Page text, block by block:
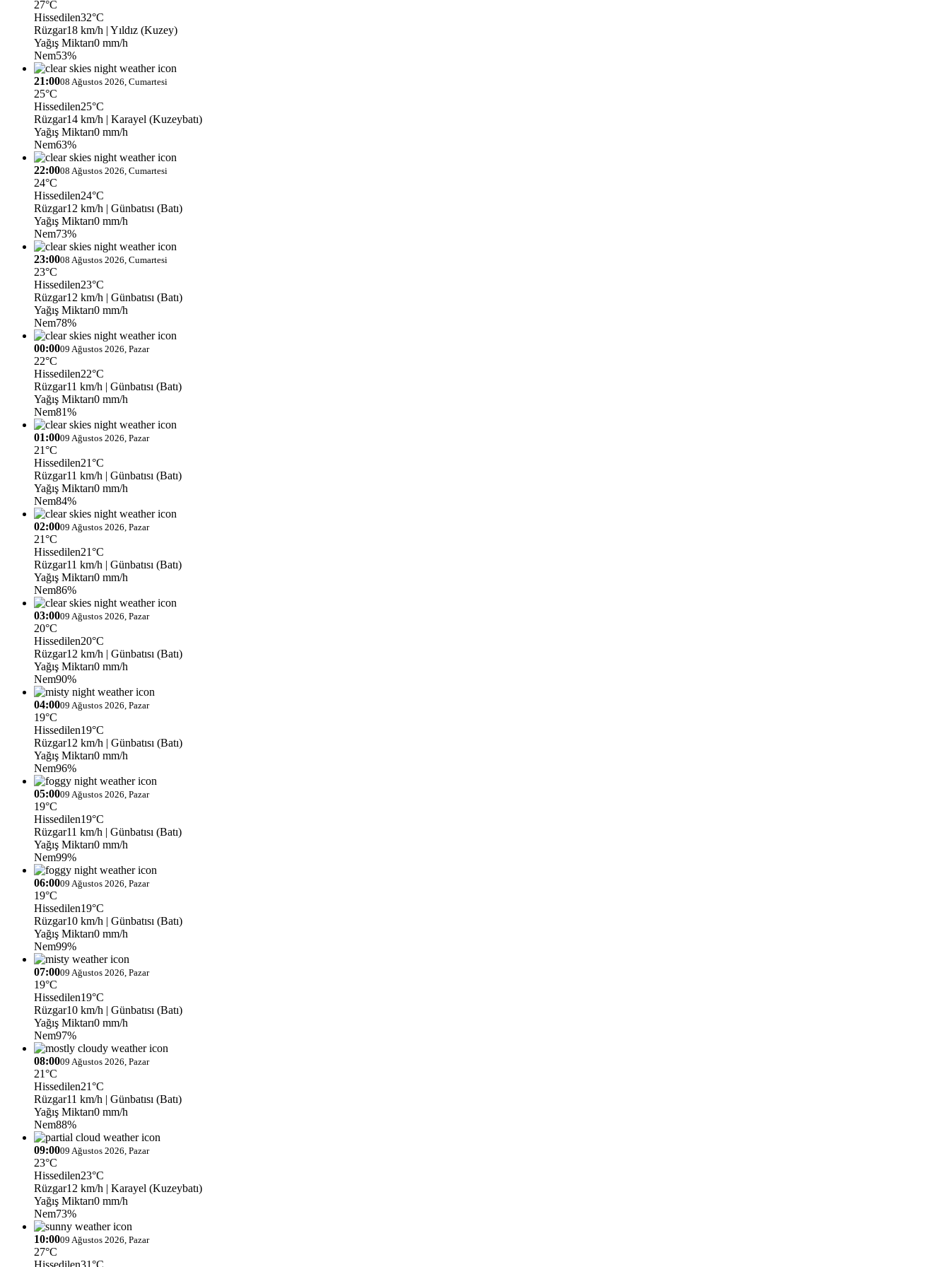
27°C
Hissedilen32°C
Rüzgar18 km/h | Yıldız (Kuzey)
Yağış Miktarı0 mm/h
Nem53%
21:0008 Ağustos 2026, Cumartesi
25°C
Hissedilen25°C
Rüzgar14 km/h | Karayel (Kuzeybatı)
Yağış Miktarı0 mm/h
Nem63%
22:0008 Ağustos 2026, Cumartesi
24°C
Hissedilen24°C
Rüzgar12 km/h | Günbatısı (Batı)
Yağış Miktarı0 mm/h
Nem73%
23:0008 Ağustos 2026, Cumartesi
23°C
Hissedilen23°C
Rüzgar12 km/h | Günbatısı (Batı)
Yağış Miktarı0 mm/h
Nem78%
00:0009 Ağustos 2026, Pazar
22°C
Hissedilen22°C
Rüzgar11 km/h | Günbatısı (Batı)
Yağış Miktarı0 mm/h
Nem81%
01:0009 Ağustos 2026, Pazar
21°C
Hissedilen21°C
Rüzgar11 km/h | Günbatısı (Batı)
Yağış Miktarı0 mm/h
Nem84%
02:0009 Ağustos 2026, Pazar
21°C
Hissedilen21°C
Rüzgar11 km/h | Günbatısı (Batı)
Yağış Miktarı0 mm/h
Nem86%
03:0009 Ağustos 2026, Pazar
20°C
Hissedilen20°C
Rüzgar12 km/h | Günbatısı (Batı)
Yağış Miktarı0 mm/h
Nem90%
04:0009 Ağustos 2026, Pazar
19°C
Hissedilen19°C
Rüzgar12 km/h | Günbatısı (Batı)
Yağış Miktarı0 mm/h
Nem96%
05:0009 Ağustos 2026, Pazar
19°C
Hissedilen19°C
Rüzgar11 km/h | Günbatısı (Batı)
Yağış Miktarı0 mm/h
Nem99%
06:0009 Ağustos 2026, Pazar
19°C
Hissedilen19°C
Rüzgar10 km/h | Günbatısı (Batı)
Yağış Miktarı0 mm/h
Nem99%
07:0009 Ağustos 2026, Pazar
19°C
Hissedilen19°C
Rüzgar10 km/h | Günbatısı (Batı)
Yağış Miktarı0 mm/h
Nem97%
08:0009 Ağustos 2026, Pazar
21°C
Hissedilen21°C
Rüzgar11 km/h | Günbatısı (Batı)
Yağış Miktarı0 mm/h
Nem88%
09:0009 Ağustos 2026, Pazar
23°C
Hissedilen23°C
Rüzgar12 km/h | Karayel (Kuzeybatı)
Yağış Miktarı0 mm/h
Nem73%
10:0009 Ağustos 2026, Pazar
27°C
Hissedilen31°C